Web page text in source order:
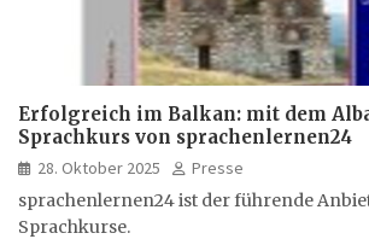
Erfolgreich im Balkan: mit dem
Sprachkurs von sprachenlernen24
28. Oktober 2025
Presse
sprachenlernen24 ist der führende
Sprachkurse.